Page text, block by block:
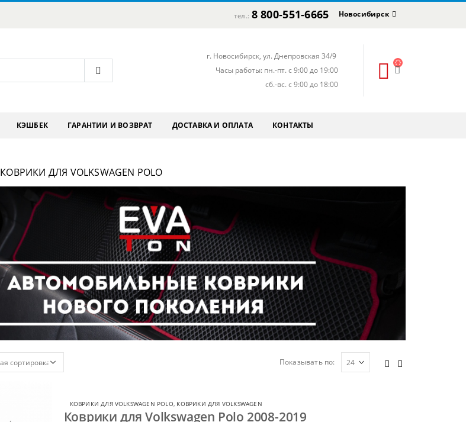
тел.: 8 800-551-6665 Новосибирск
г. Новосибирск, ул. Днепровская 34/9
Часы работы: пн.-пт. с 9:00 до 19:00
сб.-вс. с 9:00 до 18:00
КЭШБЕК ГАРАНТИИ И ВОЗВРАТ ДОСТАВКА И ОПЛАТА КОНТАКТЫ
КОВРИКИ ДЛЯ VOLKSWAGEN POLO
Показывать по:
КОВРИКИ ДЛЯ VOLKSWAGEN POLO, КОВРИКИ ДЛЯ VOLKSWAGEN
Коврики для Volkswagen Polo 2008-2019